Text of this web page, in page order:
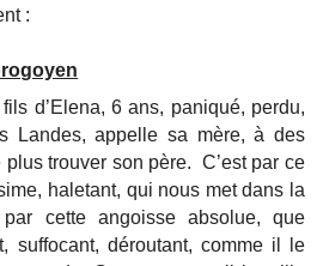
:
d’Elena, 6 ans, paniqué, perdu,
Landes, appelle sa mère, à des
trouver son père. C’est par ce
haletant, qui nous met dans la
cette angoisse absolue, que
suffocant, déroutant, comme il le